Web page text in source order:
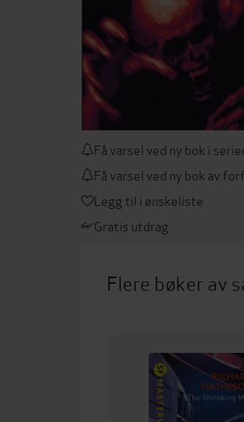
Få varsel ved ny bok i
Få varsel ved ny bok av
Legg til i ønskeliste
Gratis utdrag
Flere bøker av